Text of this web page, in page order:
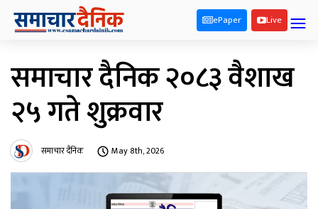
ePaper Live
समाचार दैनिक २०८३ वैशाख
२५ गते शुक्रवार
समाचार दैनिक May 8th, 2026